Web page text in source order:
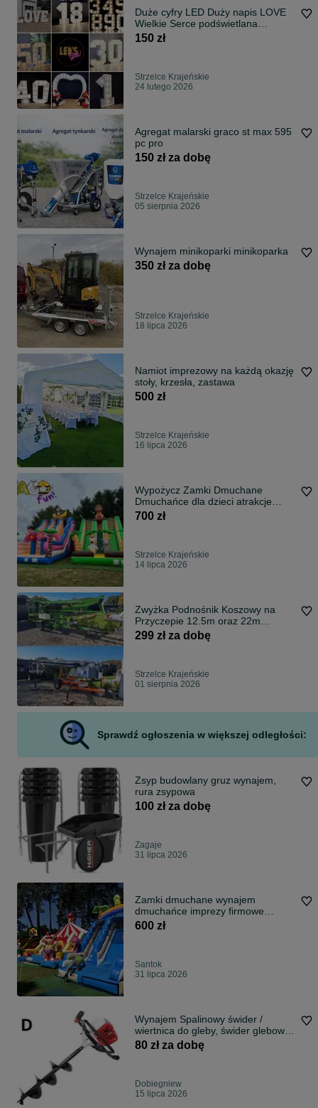
Duże cyfry LED Duży napis LOVE
Wielkie Serce podświetlana
dekoracja
150 zł
Strzelce Krajeńskie
24 lutego 2026
Agregat malarski graco st max 595
pc pro
150 zł za dobę
Strzelce Krajeńskie
05 sierpnia 2026
Wynajem minikoparki minikoparka
350 zł za dobę
Strzelce Krajeńskie
18 lipca 2026
Namiot imprezowy na każdą okazję
stoły, krzesła, zastawa
500 zł
Strzelce Krajeńskie
16 lipca 2026
Wypożycz Zamki Dmuchane
Dmuchańce dla dzieci atrakcje
Wynajem
700 zł
Strzelce Krajeńskie
14 lipca 2026
Zwyżka Podnośnik Koszowy na
Przyczepie 12.5m oraz 22m
WYNAJEM USŁUGI
299 zł za dobę
Strzelce Krajeńskie
01 sierpnia 2026
Sprawdź ogłoszenia w większej odległości:
Zsyp budowlany gruz wynajem,
rura zsypowa
100 zł za dobę
Zagaje
31 lipca 2026
Zamki dmuchane wynajem
dmuchańce imprezy firmowe
komunie wesela
600 zł
Santok
31 lipca 2026
Wynajem Spalinowy świder /
wiertnica do gleby, świder glebowy,
DEDRA
80 zł za dobę
Dobiegniew
15 lipca 2026